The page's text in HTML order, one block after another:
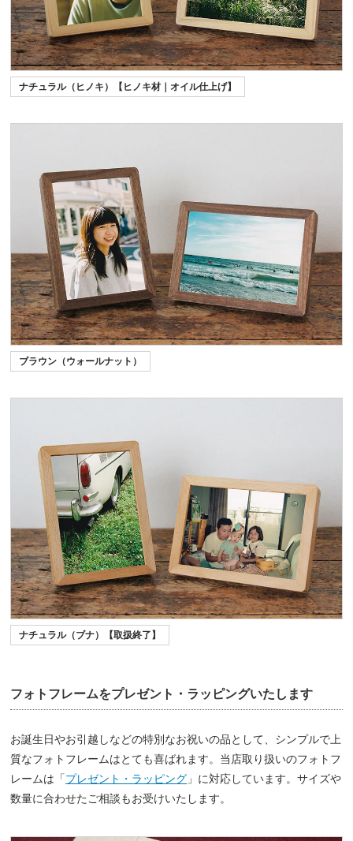
ナチュラル（ヒノキ）【ヒノキ材｜オイル仕上げ】
ブラウン（ウォールナット）
ナチュラル（ブナ）【取扱終了】
フォトフレームをプレゼント・ラッピングいたします
お誕生日やお引越しなどの特別なお祝いの品として、シンプルで上
質なフォトフレームはとても喜ばれます。当店取り扱いのフォトフ
レームは「プレゼント・ラッピング 」に対応しています。サイズや
数量に合わせたご相談もお受けいたします。